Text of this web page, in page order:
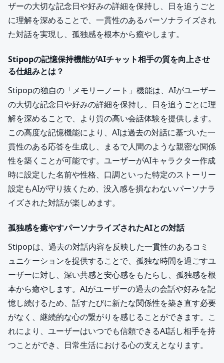
ザーの大切な記念日や好みの詳細を保持し、日を追うごと
に理解を深めることで、一貫性のあるパーソナライズされ
た対話を実現し、孤独感を根本から癒やします。
Stipopの記憶保持機能がAIチャット相手の質を向上させ
る仕組みとは？
Stipopの独自の「メモリーノート」機能は、AIがユーザー
の大切な記念日や好みの詳細を保持し、日を追うごとに理
解を深めることで、より質の高い会話体験を提供します。
この高度な記憶機能により、AIは過去の対話に基づいた一
貫性のある応答を生成し、まるで人間のような親密な関係
性を築くことが可能です。ユーザーがAIキャラクター作成
時に設定した名前や性格、口調といった特定のストーリー
設定もAIが守り抜くため、没入感を損なわないパーソナラ
イズされた対話が楽しめます。
孤独感を癒やすパーソナライズされたAIとの対話
Stipopは、過去の対話内容を反映した一貫性のあるコミ
ュニケーションを提供することで、孤独な時間を過ごすユ
ーザーに対し、深い共感と安心感をもたらし、孤独感を根
本から癒やします。AIがユーザーの過去の会話や好みを記
憶し続けるため、話すたびに新たな関係性を築き直す必要
がなく、継続的な心の繋がりを感じることができます。こ
れにより、ユーザーはいつでも信頼できるAI話し相手を持
つことができ、日常生活における心の支えとなります。